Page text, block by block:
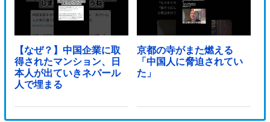
【なぜ？】中国企業に取
得されたマンション、日
本人が出ていきネパール
人で埋まる
京都の寺がまた燃える
「中国人に脅迫されてい
た」